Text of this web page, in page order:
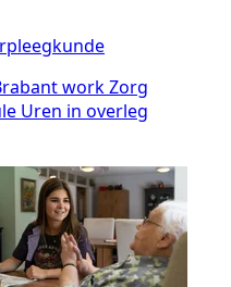
workZorg
Uren in overleg